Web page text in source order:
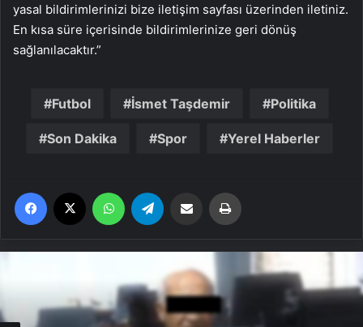
yasal bildirimlerinizi bize iletişim sayfası üzerinden iletiniz.
En kısa süre içerisinde bildirimlerinize geri dönüş
sağlanılacaktır.”
Futbol İsmet Taşdemir Politika
Son Dakika Spor Yerel Haberler
Facebook WhatsApp Email'den paylaş